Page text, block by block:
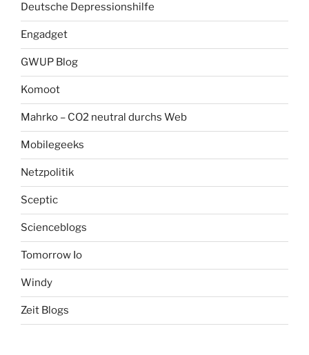
Deutsche Depressionshilfe
Engadget
GWUP Blog
Komoot
Mahrko – CO2 neutral durchs Web
Mobilegeeks
Netzpolitik
Sceptic
Scienceblogs
Tomorrow Io
Windy
Zeit Blogs